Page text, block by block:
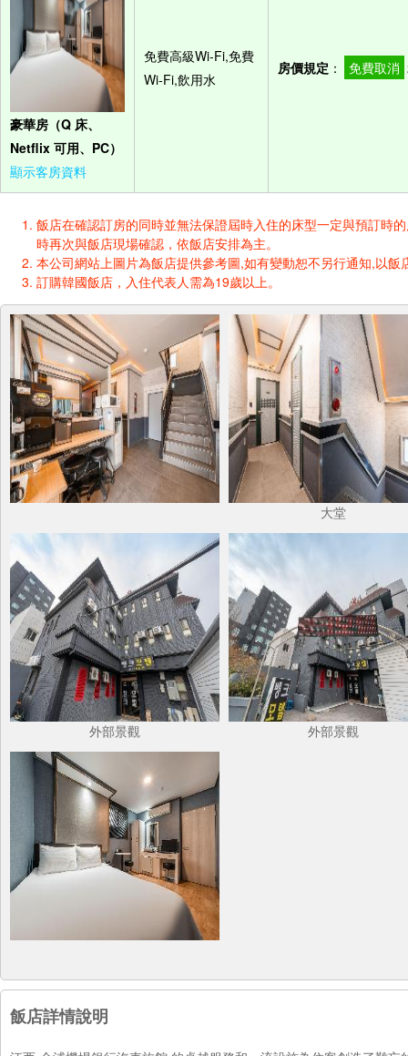
豪華房（Q 床、
Netflix 可用、PC）
顯示客房資料
免費高級Wi-Fi,免費
Wi-Fi,飲用水
房價規定 ： 免費取消
飯店在確認訂房的同時並無法保證屆時入住的床型一定與預訂時
時再次與飯店現場確認，依飯店安排為主。
本公司網站上圖片為飯店提供參考圖,如有變動恕不另行通知,以飯
訂購韓國飯店，入住代表人需為19歲以上。
大堂
外部景觀 外部景觀
飯店詳情說明